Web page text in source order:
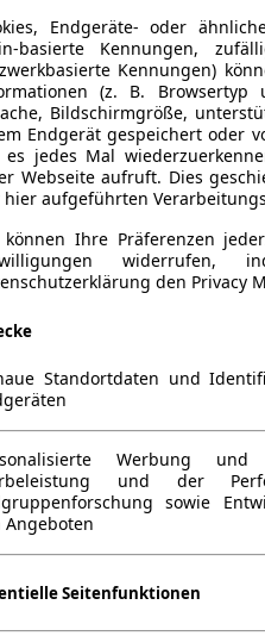
Endgeräte- oder
basierte Kennungen,
Kennungen)
(z. B. Browsertyp
Bildschirmgröße,
Endgerät gespeichert oder
es jedes Mal
Webseite aufruft. Dies
hier aufgeführten
können Ihre Präferenzen
den Privacy
Standortdaten und
Werbung
und der
sowie
Angeboten
Seitenfunktionen